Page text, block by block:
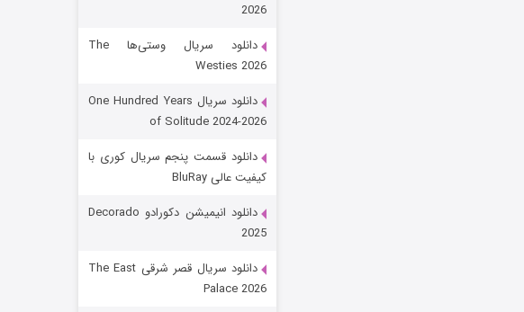
شکست استوارت در نجات جهان
قسمت۷ (زیرنویس)
2026
دانلود سریال وستی‌ها The
Westies 2026
دانلود سریال One Hundred Years
of Solitude 2024-2026
دانلود قسمت پنجم سریال کوری با
کیفیت عالی BluRay
دانلود انیمیشن دکورادو Decorado
2025
دانلود سریال قصر شرقی The East
Palace 2026